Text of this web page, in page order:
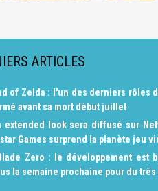
ARTICLES
of Zelda : l'un des derniers rôles
avant sa mort début juillet
extended look sera diffusé sur
Games surprend la planète jeu
Zero : le développement est
la semaine prochaine pour du très